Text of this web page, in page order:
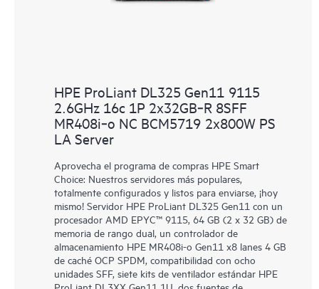
HPE ProLiant DL325 Gen11 9115
2.6GHz 16c 1P 2x32GB‑R 8SFF
MR408i‑o NC BCM5719 2x800W PS
LA Server
Aprovecha el programa de compras HPE Smart
Choice: Nuestros servidores más populares,
totalmente configurados y listos para enviarse, ¡hoy
mismo! Servidor HPE ProLiant DL325 Gen11 con un
procesador AMD EPYC™ 9115, 64 GB (2 x 32 GB) de
memoria de rango dual, un controlador de
almacenamiento HPE MR408i-o Gen11 x8 lanes 4 GB
de caché OCP SPDM, compatibilidad con ocho
unidades SFF, siete kits de ventilador estándar HPE